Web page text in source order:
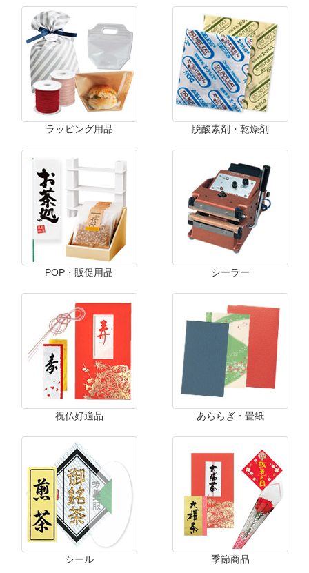
ラッピング用品 脱酸素剤・乾燥剤
POP・販促用品 シーラー
祝仏好適品 あららぎ・畳紙
シール 季節商品